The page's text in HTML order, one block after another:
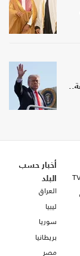
أخبار حسب
البلد
العراق
ليبيا
سوريا
بريطانيا
مصر